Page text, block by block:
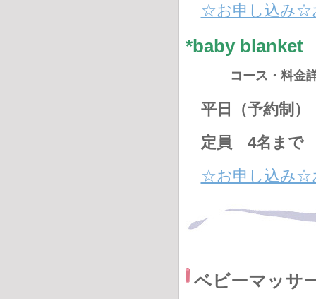
☆お申し込み☆
*baby
コース・料金
平日（予約
定員 4名まで
☆お申し込み☆
ベビーマッサ